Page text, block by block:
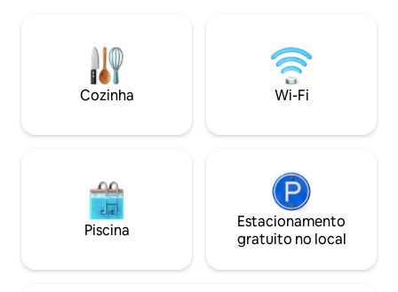
Nas proximidades: estação de ônibus
Krattigen Dorf/Post (4 minutos a pé), loja
da vila, campo de esportes, trilhas, Thun,
Spiez, Aeschi, Interlaken, Beatenberg,
Paradise e 750m
acessível em no
pé, caso
fica a 150m de
Cozinha Wi-Fi
Piscina
Estacionamento
gratuito no local